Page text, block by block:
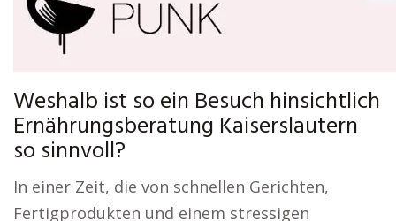
Weshalb ist so ein Besuch hinsichtlich
Ernährungsberatung Kaiserslautern
so sinnvoll?
In einer Zeit, die von schnellen Gerichten,
Fertigprodukten und einem stressigen